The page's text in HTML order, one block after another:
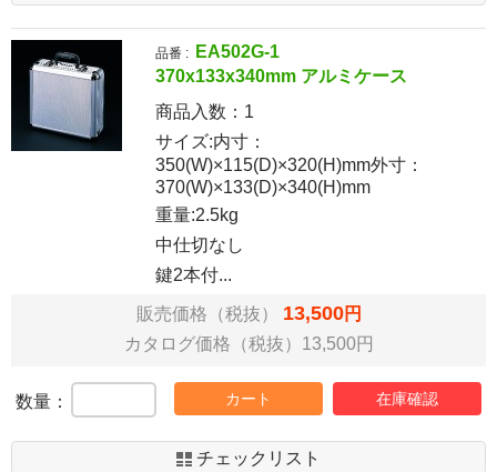
品番 :
EA502G-1
370x133x340mm アルミケース
商品入数： 1
サイズ:内寸：
350(W)×115(D)×320(H)mm外寸：
370(W)×133(D)×340(H)mm
重量:2.5kg
中仕切なし
鍵2本付...
販売価格（税抜） 13,500円
カタログ価格（税抜）13,500円
数量： カート 在庫確認
チェックリスト